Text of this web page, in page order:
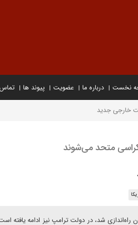
نخست درباره ما عضویت پیوند ها تماس
خارجی جدید
متحد می‌شوند
شد، در دولت ترامپ نیز ادامه یافته